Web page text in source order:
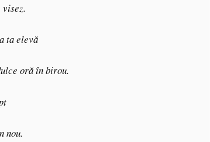
ta elevă
oră în birou.
nou.